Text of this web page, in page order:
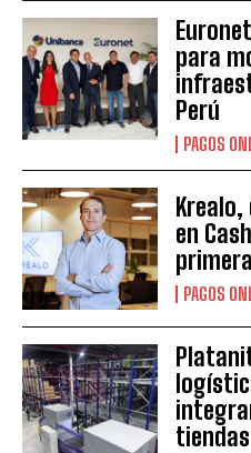
para
Perú
PAGOS
en
PAGOS